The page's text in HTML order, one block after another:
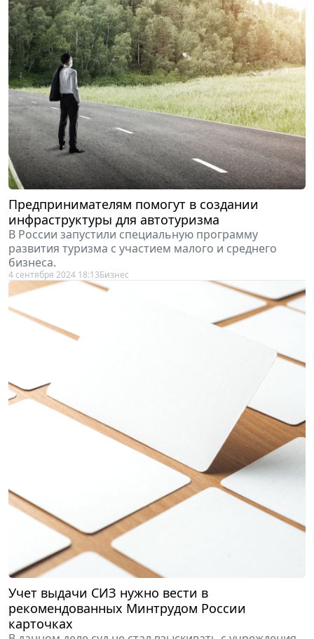
Предпринимателям помогут в создании
инфраструктуры для автотуризма
В России запустили специальную программу
развития туризма с участием малого и среднего
бизнеса.
4 сентября 2024 18:13Бизнес
Учет выдачи СИЗ нужно вести в
рекомендованных Минтрудом России
карточках